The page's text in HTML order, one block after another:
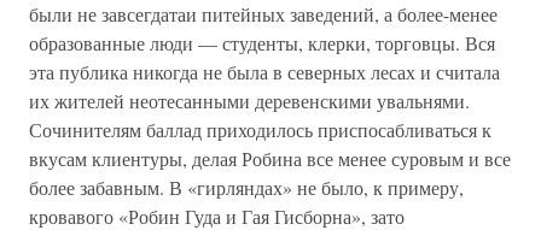
были не завсегдатаи питейных заведений, а более-менее
образованные люди — студенты, клерки, торговцы. Вся
эта публика никогда не была в северных лесах и считала
их жителей неотесанными деревенскими увальнями.
Сочинителям баллад приходилось приспосабливаться к
вкусам клиентуры, делая Робина все менее суровым и все
более забавным. В «гирляндах» не было, к примеру,
кровавого «Робин Гуда и Гая Гисборна», зато